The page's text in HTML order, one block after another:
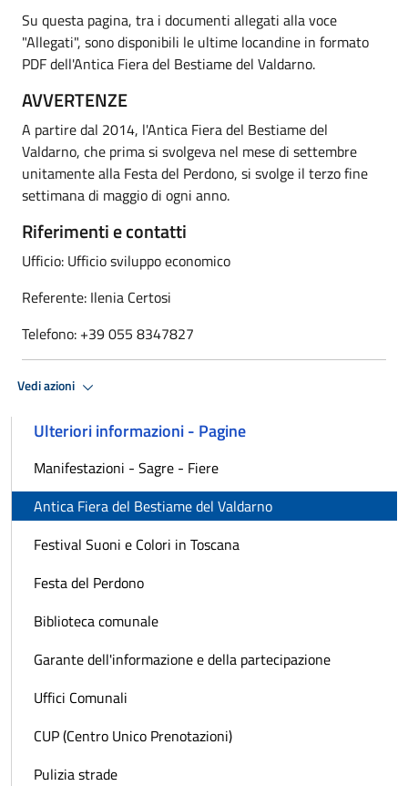
Su questa pagina, tra i documenti allegati alla voce
"Allegati", sono disponibili le ultime locandine in formato
PDF dell'Antica Fiera del Bestiame del Valdarno.
AVVERTENZE
A partire dal 2014, l'Antica Fiera del Bestiame del
Valdarno, che prima si svolgeva nel mese di settembre
unitamente alla Festa del Perdono, si svolge il terzo fine
settimana di maggio di ogni anno.
Riferimenti e contatti
Ufficio: Ufficio sviluppo economico
Referente: Ilenia Certosi
Telefono: +39 055 8347827
Vedi azioni
Ulteriori informazioni - Pagine
Manifestazioni - Sagre - Fiere
Antica Fiera del Bestiame del Valdarno
Festival Suoni e Colori in Toscana
Festa del Perdono
Biblioteca comunale
Garante dell'informazione e della partecipazione
Uffici Comunali
CUP (Centro Unico Prenotazioni)
Pulizia strade